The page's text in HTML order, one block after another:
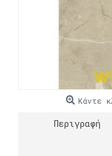
Κάντε
Περιγραφή